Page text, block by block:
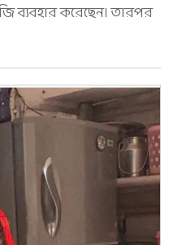
ব্যবহার করেছেন। তারপর